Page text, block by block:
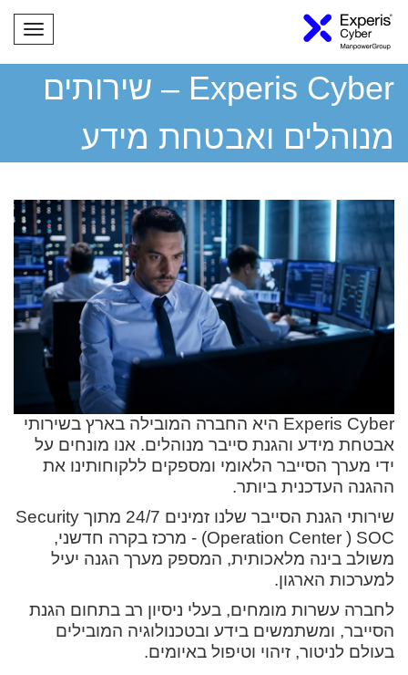
Experis Cyber – שירותים
מנוהלים ואבטחת מידע
Experis Cyber היא החברה המובילה בארץ בשירותי
אבטחת מידע והגנת סייבר מנוהלים. אנו מונחים על
ידי מערך הסייבר הלאומי ומספקים ללקוחותינו את
ההגנה העדכנית ביותר.
שירותי הגנת הסייבר שלנו זמינים 24/7 מתוך Security
Operation Center ) SOC) - מרכז בקרה חדשני,
משולב בינה מלאכותית, המספק מערך הגנה יעיל
למערכות הארגון.
לחברה עשרות מומחים, בעלי ניסיון רב בתחום הגנת
הסייבר, ומשתמשים בידע ובטכנולוגיה המובילים
בעולם לניטור, זיהוי וטיפול באיומים.